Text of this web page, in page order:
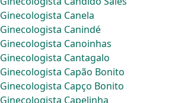
Ginecologista Canela
Ginecologista Canindé
Ginecologista Canoinhas
Ginecologista Cantagalo
Ginecologista Capão Bonito
Ginecologista Capço Bonito
Ginecologista Capelinha